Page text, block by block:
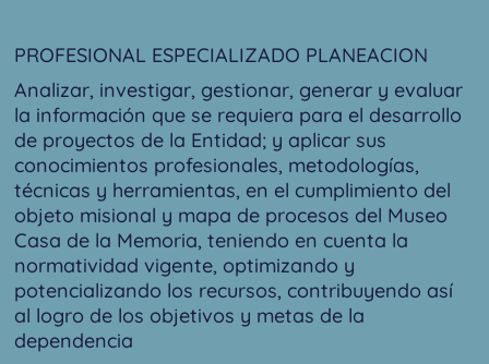
PROFESIONAL ESPECIALIZADO PLANEACION
Analizar, investigar, gestionar, generar y evaluar
la información que se requiera para el desarrollo
de proyectos de la Entidad; y aplicar sus
conocimientos profesionales, metodologías,
técnicas y herramientas, en el cumplimiento del
objeto misional y mapa de procesos del Museo
Casa de la Memoria, teniendo en cuenta la
normatividad vigente, optimizando y
potencializando los recursos, contribuyendo así
al logro de los objetivos y metas de la
dependencia